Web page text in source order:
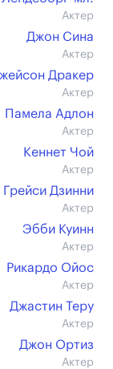
Актер
Джон Сина
Актер
Дракер
Актер
Памела Адлон
Актер
Кеннет Чой
Актер
Грейси Дзинни
Актер
Эбби Куинн
Актер
Рикардо Ойос
Актер
Джастин Теру
Актер
Джон Ортиз
Актер